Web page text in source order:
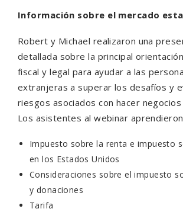
Información sobre el mercado
Robert y Michael realizaron una
detallada sobre la principal
fiscal y legal para ayudar a las
extranjeras a superar los desafíos y
riesgos asociados con hacer negocios
Los asistentes al webinar
Impuesto sobre la renta e impuesto
en los Estados Unidos
Consideraciones sobre el impuesto
y donaciones
Tarifa